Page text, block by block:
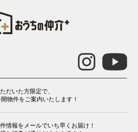
だいた方限定で、
物件をご案内いたします！
情報をメールでいち早くお届け！